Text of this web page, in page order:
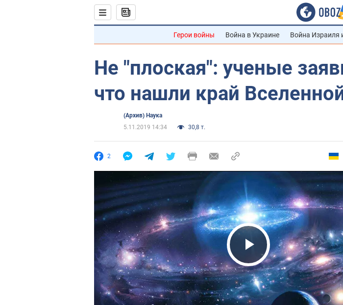
Герои войны Война в Украине Война Израиля
Не "плоская": ученые
что нашли край
(Архив) Наука
5.11.2019 14:34
30,8 т.
2
Play Video